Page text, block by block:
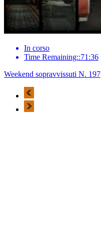
In corso
Time Remaining::71:36
Weekend sopravvissuti N. 197